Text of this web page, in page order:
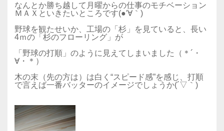
なんとか勝ち越して月曜からの仕事のモチベーション
ＭＡＸといきたいところです(●′∀｀)
野球を観たせいか、工場の「杉」を見ていると、長い
4ｍの「杉のフローリング」が
「野球の打順」のように見えてしまいました（＊´・
∀・＊）
木の末（先の方は）は白く“スピード感”を感じ、打順
で言えば一番バッターのイメージでしょうか(´▽｀)